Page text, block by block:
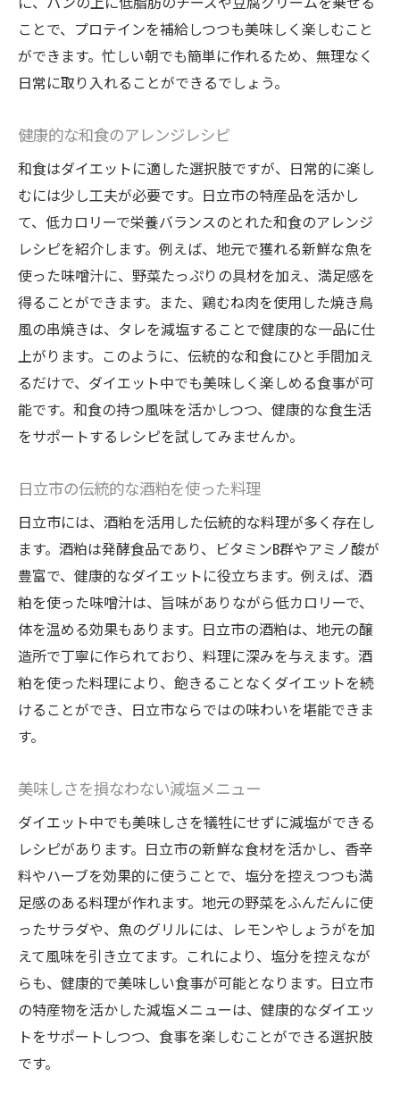
ことで、プロテインを補給しつつも美味しく楽しむこと
ができます。忙しい朝でも簡単に作れるため、無理なく
日常に取り入れることができるでしょう。
健康的な和食のアレンジレシピ
和食はダイエットに適した選択肢ですが、日常的に楽し
むには少し工夫が必要です。日立市の特産品を活かし
て、低カロリーで栄養バランスのとれた和食のアレンジ
レシピを紹介します。例えば、地元で獲れる新鮮な魚を
使った味噌汁に、野菜たっぷりの具材を加え、満足感を
得ることができます。また、鶏むね肉を使用した焼き鳥
風の串焼きは、タレを減塩することで健康的な一品に仕
上がります。このように、伝統的な和食にひと手間加え
るだけで、ダイエット中でも美味しく楽しめる食事が可
能です。和食の持つ風味を活かしつつ、健康的な食生活
をサポートするレシピを試してみませんか。
日立市の伝統的な酒粕を使った料理
日立市には、酒粕を活用した伝統的な料理が多く存在し
ます。酒粕は発酵食品であり、ビタミンB群やアミノ酸が
豊富で、健康的なダイエットに役立ちます。例えば、酒
粕を使った味噌汁は、旨味がありながら低カロリーで、
体を温める効果もあります。日立市の酒粕は、地元の醸
造所で丁寧に作られており、料理に深みを与えます。酒
粕を使った料理により、飽きることなくダイエットを続
けることができ、日立市ならではの味わいを堪能できま
す。
美味しさを損なわない減塩メニュー
ダイエット中でも美味しさを犠牲にせずに減塩ができる
レシピがあります。日立市の新鮮な食材を活かし、香辛
料やハーブを効果的に使うことで、塩分を控えつつも満
足感のある料理が作れます。地元の野菜をふんだんに使
ったサラダや、魚のグリルには、レモンやしょうがを加
えて風味を引き立てます。これにより、塩分を控えなが
らも、健康的で美味しい食事が可能となります。日立市
の特産物を活かした減塩メニューは、健康的なダイエッ
トをサポートしつつ、食事を楽しむことができる選択肢
です。